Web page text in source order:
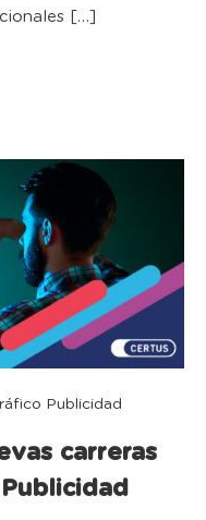
[…]
Publicidad
carreras